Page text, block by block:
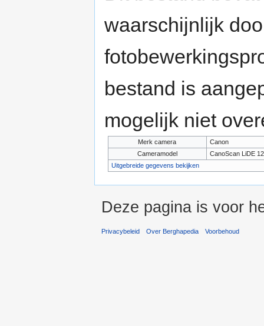
waarschijnlijk
bestand is
mogelijk niet
Merk camera
Canon
Cameramodel
CanoScan LiDE
Uitgebreide gegevens bekijken
Deze pagina is voor
Privacybeleid Over Berghapedia Voorbehoud